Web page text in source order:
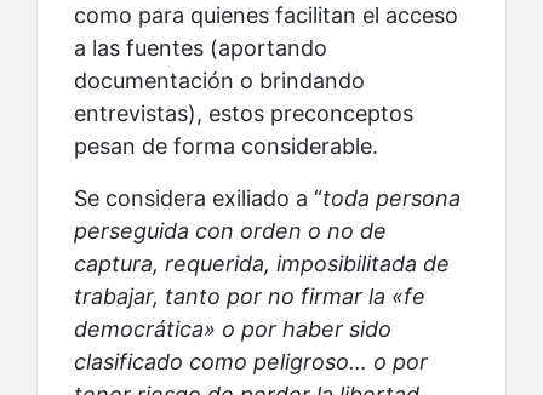
como para quienes facilitan el acceso
a las fuentes (aportando
documentación o brindando
entrevistas), estos preconceptos
pesan de forma considerable.
Se considera exiliado a “toda persona
perseguida con orden o no de
captura, requerida, imposibilitada de
trabajar, tanto por no firmar la «fe
democrática» o por haber sido
clasificado como peligroso… o por